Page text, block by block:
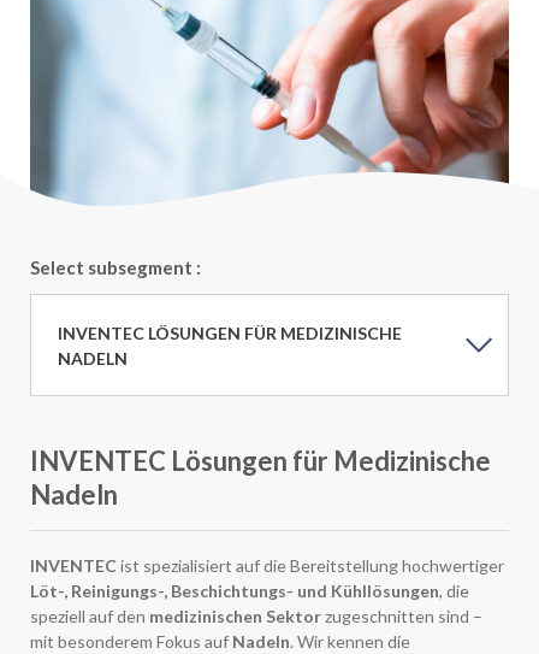
Select subsegment :
INVENTEC LÖSUNGEN FÜR MEDIZINISCHE
NADELN
INVENTEC Lösungen für Medizinische
Nadeln
INVENTEC ist spezialisiert auf die Bereitstellung hochwertiger
Löt-, Reinigungs-, Beschichtungs- und Kühllösungen, die
speziell auf den medizinischen Sektorzugeschnitten sind –
mit besonderem Fokus auf Nadeln. Wir kennen die